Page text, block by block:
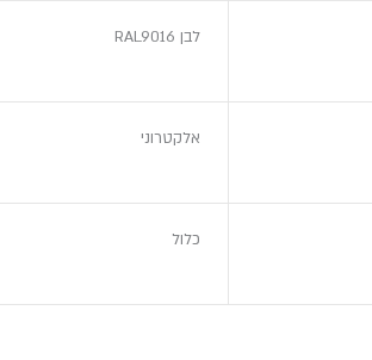
לבן RAL9016
אלקטרוני
כלול